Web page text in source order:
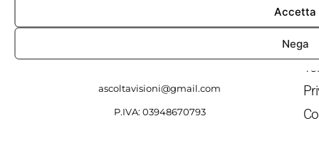
Accetta
Nega
ascoltavisioni@gmail.com
P.IVA: 03948670793